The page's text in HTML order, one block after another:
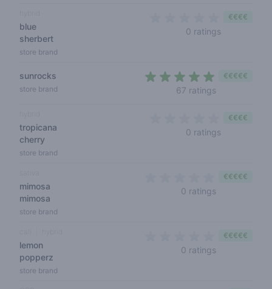
blue
sherbert
store brand
0 ratings
€€€€
sunrocks
store brand 67 ratings
€€€€€
tropicana
cherry
store brand
0 ratings
€€€€
mimosa
mimosa
store brand
0 ratings
€€€€€
lemon
popperz
store brand
0 ratings
€€€€€